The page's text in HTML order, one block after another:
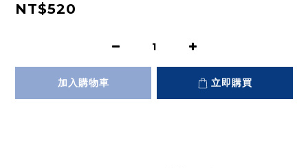
NT$520
加入購物車 立即購買